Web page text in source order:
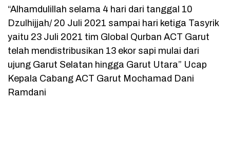
“Alhamdulillah selama 4 hari dari tanggal 10
Dzulhijjah/ 20 Juli 2021 sampai hari ketiga Tasyrik
yaitu 23 Juli 2021 tim Global Qurban ACT Garut
telah mendistribusikan 13 ekor sapi mulai dari
ujung Garut Selatan hingga Garut Utara” Ucap
Kepala Cabang ACT Garut Mochamad Dani
Ramdani